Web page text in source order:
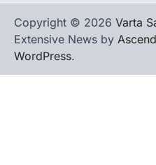
Copyright © 2026 Varta
Extensive News by
WordPress.